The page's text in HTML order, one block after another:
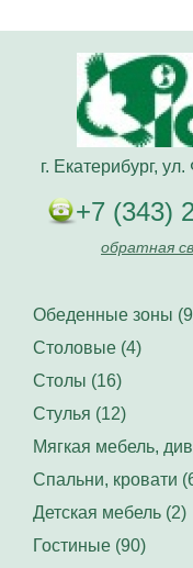
г. Екатерибург,
+7 (343)
обратная
Обеденные зоны
Столовые (4)
Столы (16)
Стулья (12)
Мягкая мебель,
Спальни, кровати
Детская мебель (2)
Гостиные (90)